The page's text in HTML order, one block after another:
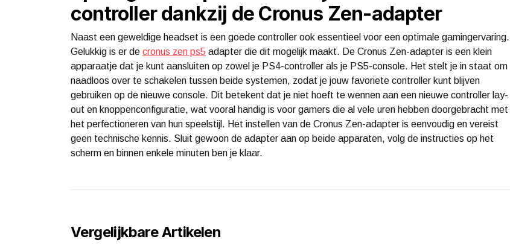
controller dankzij de Cronus Zen-adapter
Naast een geweldige headset is een goede controller ook essentieel voor een optimale gamingervaring.
Gelukkig is er de cronus zen ps5 adapter die dit mogelijk maakt. De Cronus Zen-adapter is een klein
apparaatje dat je kunt aansluiten op zowel je PS4-controller als je PS5-console. Het stelt je in staat om
naadloos over te schakelen tussen beide systemen, zodat je jouw favoriete controller kunt blijven
gebruiken op de nieuwe console. Dit betekent dat je niet hoeft te wennen aan een nieuwe controller lay-
out en knoppenconfiguratie, wat vooral handig is voor gamers die al vele uren hebben doorgebracht met
het perfectioneren van hun speelstijl. Het instellen van de Cronus Zen-adapter is eenvoudig en vereist
geen technische kennis. Sluit gewoon de adapter aan op beide apparaten, volg de instructies op het
scherm en binnen enkele minuten ben je klaar.
Vergelijkbare Artikelen